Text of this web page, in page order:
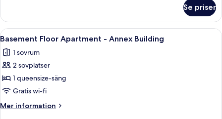
Apartment
Annex
Se priser
Öppna
alla
foton
för
Basement
Floor
Apartment
-
Ett hotellrum med en säng, en röd
3
Basement Floor Apartment - Annex Building
1 sovrum
2 sovplatser
1 queensize-säng
Gratis wi-fi
Mer information
Mer